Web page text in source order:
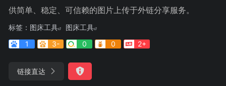
供简单、稳定、可信赖的图片上传于外链分享服务。
标签： 图床工具
图床工具
1
3- 0 0 2+
链接直达